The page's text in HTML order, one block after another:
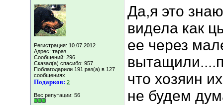
Регистрация: 10.07.2012
Адрес: тараз
Сообщений: 296
Сказал(а) спасибо: 957
Поблагодарили 191 раз(а) в 127
сообщениях
Подарков: 2
Вес репутации: 56
Да,я это
видела как
ее через
что хозяин
не будем